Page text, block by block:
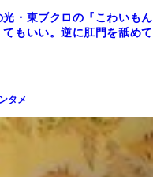
光・東ブクロの『こわいもん
もいい。逆に肛門を舐めて
タメ